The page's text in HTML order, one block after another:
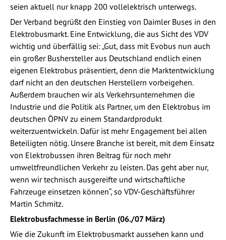
seien aktuell nur knapp 200 vollelektrisch unterwegs.
Der Verband begrüßt den Einstieg von Daimler Buses in den
Elektrobusmarkt. Eine Entwicklung, die aus Sicht des VDV
wichtig und überfällig sei: „Gut, dass mit Evobus nun auch
ein großer Bushersteller aus Deutschland endlich einen
eigenen Elektrobus präsentiert, denn die Marktentwicklung
darf nicht an den deutschen Herstellern vorbeigehen.
Außerdem brauchen wir als Verkehrsunternehmen die
Industrie und die Politik als Partner, um den Elektrobus im
deutschen ÖPNV zu einem Standardprodukt
weiterzuentwickeln. Dafür ist mehr Engagement bei allen
Beteiligten nötig. Unsere Branche ist bereit, mit dem Einsatz
von Elektrobussen ihren Beitrag für noch mehr
umweltfreundlichen Verkehr zu leisten. Das geht aber nur,
wenn wir technisch ausgereifte und wirtschaftliche
Fahrzeuge einsetzen können“, so VDV-Geschäftsführer
Martin Schmitz.
Elektrobusfachmesse in Berlin (06./07 März)
Wie die Zukunft im Elektrobusmarkt aussehen kann und